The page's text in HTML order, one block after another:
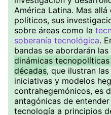
América Latina. Mas
políticos, sus
sobre áreas como la
soberanía tecnológica.
bandas se abordarán
dinámicas
décadas, que ilustran
iniciativas y modelos
contrahegemónicos, es
antagónicas de
tecnología a principios